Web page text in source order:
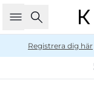
Sök
Registrera dig här